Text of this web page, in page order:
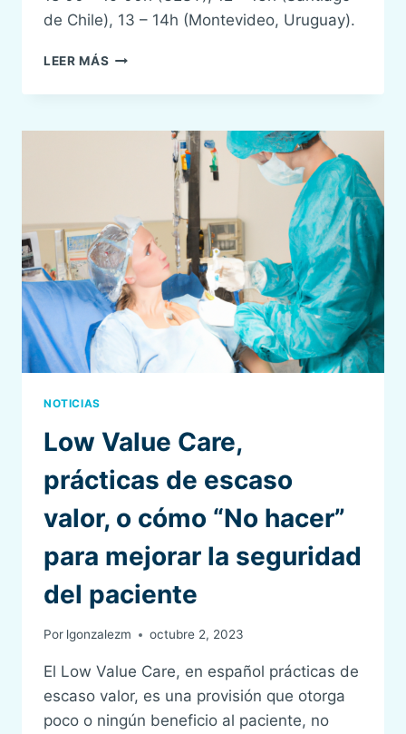
de Chile), 13 – 14h (Montevideo, Uruguay).
LEER MÁS XXI
#HISTORIASDEEXITOSENSAR
NOTICIAS
Low Value Care,
prácticas de escaso
valor, o cómo “No hacer”
para mejorar la seguridad
del paciente
Por lgonzalezm octubre 2, 2023
El Low Value Care, en español prácticas de
escaso valor, es una provisión que otorga
poco o ningún beneficio al paciente, no